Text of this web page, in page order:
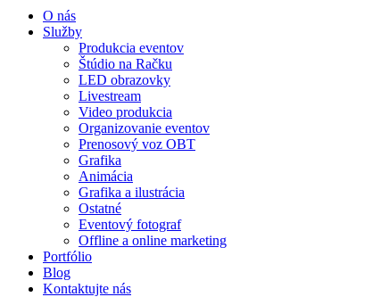
O nás
Služby
Produkcia eventov
Štúdio na Račku
LED obrazovky
Livestream
Video produkcia
Organizovanie eventov
Prenosový voz OBT
Grafika
Animácia
Grafika a ilustrácia
Ostatné
Eventový fotograf
Offline a online marketing
Portfólio
Blog
Kontaktujte nás